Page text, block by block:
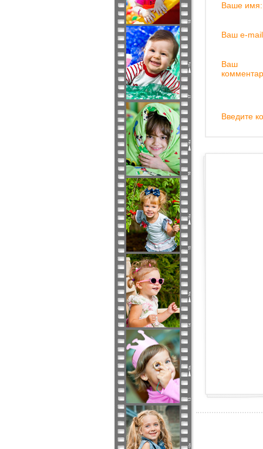
Ваше имя:
Ваш e-
Ваш
Введите